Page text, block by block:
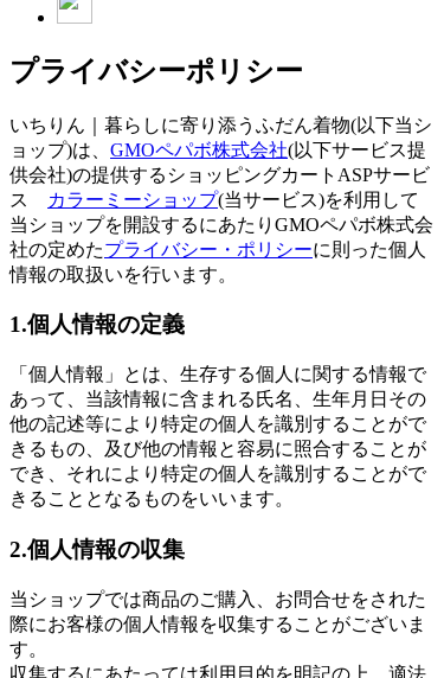
プライバシーポリシー
いちりん｜暮らしに寄り添うふだん着物(以下当シ
ョップ)は、 GMOペパボ株式会社(以下サービス提
供会社)の提供するショッピングカートASPサービ
ス
カラーミーショップ(当サービス)を利用して
当ショップを開設するにあたりGMOペパボ株式会
社の定めたプライバシー・ポリシーに則った個人
情報の取扱いを行います。
1.個人情報の定義
「個人情報」とは、生存する個人に関する情報で
あって、当該情報に含まれる氏名、生年月日その
他の記述等により特定の個人を識別することがで
きるもの、及び他の情報と容易に照合することが
でき、それにより特定の個人を識別することがで
きることとなるものをいいます。
2.個人情報の収集
当ショップでは商品のご購入、お問合せをされた
際にお客様の個人情報を収集することがございま
す。
収集するにあたっては利用目的を明記の上、適法